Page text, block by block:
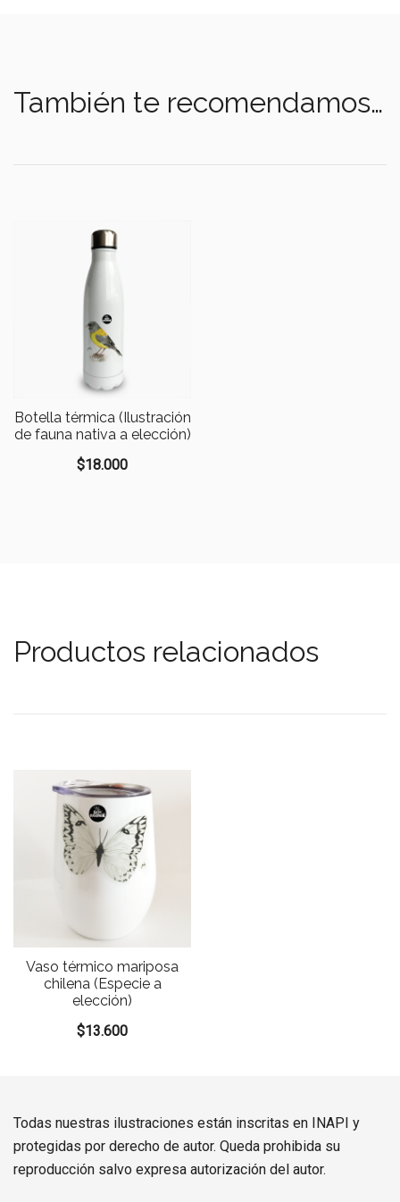
También te recomendamos…
Botella térmica (Ilustración
de fauna nativa a elección)
$18.000
Productos relacionados
Vaso térmico mariposa
chilena (Especie a
elección)
$13.600
Todas nuestras ilustraciones están inscritas en INAPI y
protegidas por derecho de autor. Queda prohibida su
reproducción salvo expresa autorización del autor.